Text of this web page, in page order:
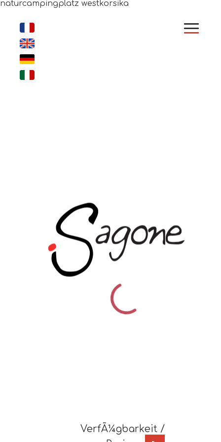
naturcampingplatz westkorsika
VerfÃ¼gbarkeit /